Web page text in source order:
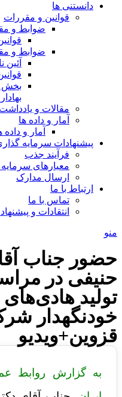
دانستنی ها
قوانین و مقررات
ضوابط و
ضوابط و
آئین
بخش
بهادار
مقالات و یادداشت
آمار و داده ها
آمار و
پیشنهادات سرمایه
فرآیند جذب
معیارهای
ارسال مدارک
ارتباط با ما
تماس با ما
انتقادات و
منو
حضور جناب
حنیفی در
تولید
خودنگهدار
قزوین+ویدیو
به گزارش روابط